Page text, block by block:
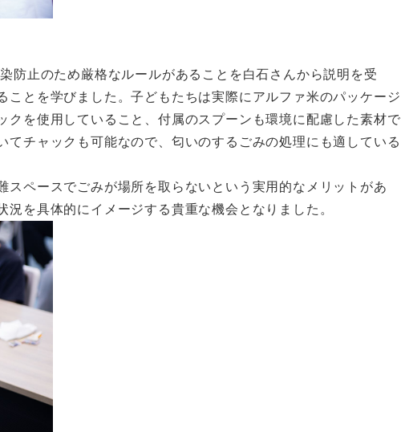
防止のため厳格なルールがあることを白石さんから説明を受
とを学びました。子どもたちは実際にアルファ米のパッケージ
クを使用していること、付属のスプーンも環境に配慮した素材で
チャックも可能なので、匂いのするごみの処理にも適している
ペースでごみが場所を取らないという実用的なメリットがあ
を具体的にイメージする貴重な機会となりました。